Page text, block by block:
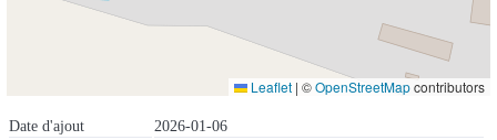
Date d'ajout
2026-01-06
Leaflet | ©OpenStreetMapcontributors